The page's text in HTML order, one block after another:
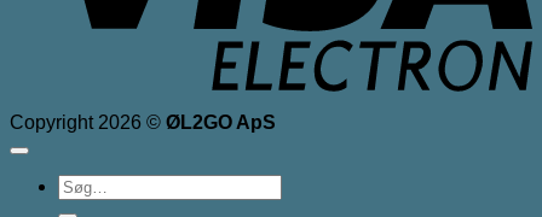
Copyright 2026 © ØL2GO ApS
Søg
efter: